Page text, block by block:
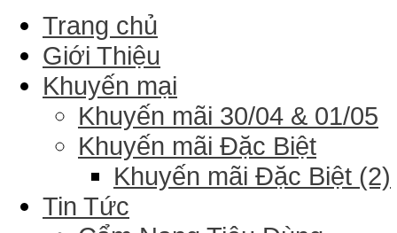
Trang chủ
Giới Thiệu
Khuyến mại
Khuyến mãi 30/04 & 01/05
Khuyến mãi Đặc Biệt
Khuyến mãi Đặc Biệt (2)
Tin Tức